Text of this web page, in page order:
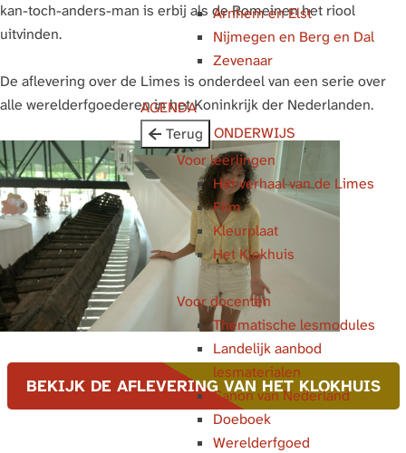
g
e
Arnhem en Elst
Nijmegen en Berg en Dal
Zevenaar
AGENDA
Terug
ONDERWIJS
Voor leerlingen
Het verhaal van de Limes
Film
Kleurplaat
Het Klokhuis
Voor docenten
Thematische lesmodules
Landelijk aanbod
lesmaterialen
Canon van Nederland
Doeboek
Werelderfgoed
kan-toch-anders-man is erbij als de Romeinen het riool
uitvinden.
De aflevering over de Limes is onderdeel van een serie over
alle werelderfgoederen in het Koninkrijk der Nederlanden.
BEKIJK DE AFLEVERING VAN HET KLOKHUIS